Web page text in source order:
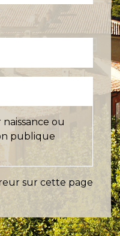
ou
publique
sur cette page